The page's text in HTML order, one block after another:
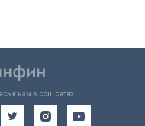
к нам в соц. сетях: